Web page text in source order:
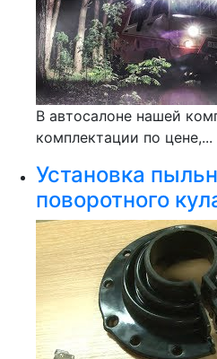
В автосалоне нашей
комплектации по цене,...
Установка
поворотного